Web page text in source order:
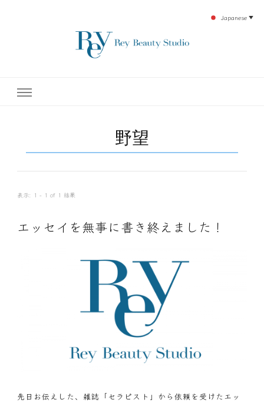
エステ
テ開設45年の実績を誇る本格エステだからこそ、お客様が必ず満足してもらえるこ
野望
表示: 1 - 1 of 1 結果
エッセイを無事に書き終えました！
先日お伝えした、雑誌「セラピスト」から依頼を受けたエッ
Japanese ▼